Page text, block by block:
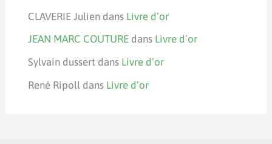
CLAVERIE Julien dans Livre d’or
JEAN MARC COUTURE dans Livre d’or
Sylvain dussert dans Livre d’or
René Ripoll dans Livre d’or